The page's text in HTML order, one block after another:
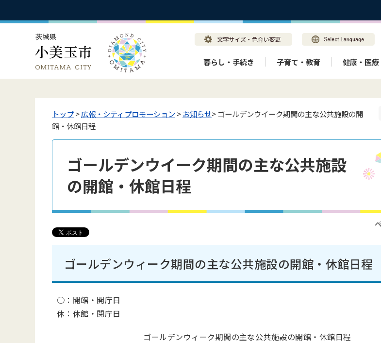
暮らし・手続き 子育て・教育 健康・医
トップ>広報・シティプロモーション>お知らせ> ゴールデンウイーク期間の主な公共施設の開
館・休館日程
ゴールデンウイーク期間の主な公共施設
の開館・休館日程
ゴールデンウィーク期間の主な公共施設の開館・休館日程
○：開館・開庁日
休：休館・閉庁日
ゴールデンウィーク期間の主な公共施設の開館・休館日程